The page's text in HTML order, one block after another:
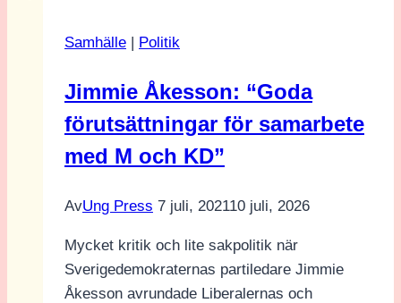
och
“Makt
är
att
dela
sig
av
makt”
Samhälle | Politik
Jimmie Åkesson: “Goda
förutsättningar för samarbete
med M och KD”
AvUng Press 7 juli, 202110 juli, 2026
Mycket kritik och lite sakpolitik när
Sverigedemokraternas partiledare Jimmie
Åkesson avrundade Liberalernas och